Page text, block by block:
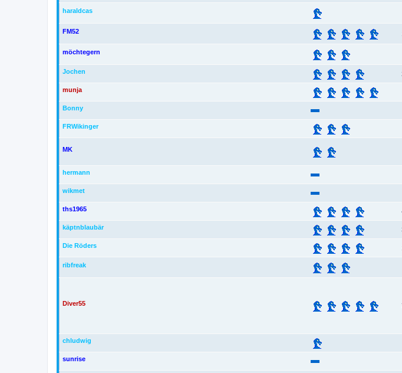
haraldcas
FM52
möchtegern
Jochen
munja
Bonny
FRWikinger
MK
hermann
wikmet
ths1965
käptnblaubär
Die Röders
ribfreak
Diver55
chludwig
sunrise